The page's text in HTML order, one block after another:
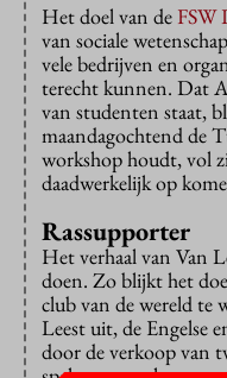
Het doel van deFSW
van sociale
vele bedrijven en
terecht kunnen. Dat
van studenten staat,
maandagochtend de
workshop houdt, vol
daadwerkelijk op
Rassupporter
Het verhaal van Van
doen. Zo blijkt het
club van de wereld te
Leest uit, de Engelse
door de verkoop van